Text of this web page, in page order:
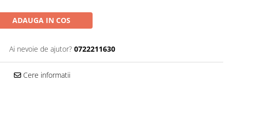
ADAUGA IN COS
Ai nevoie de ajutor? 0722211630
Cere informatii